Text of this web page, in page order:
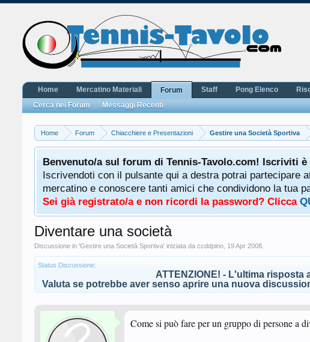
Home Forum Chiacchiere e Presentazioni Gestire una Società Sportiva
Benvenuto/a sul forum di Tennis-Tavolo.com! Iscriviti è
Iscrivendoti con il pulsante qui a destra potrai partecipare
mercatino e conoscere tanti amici che condividono la tua
Sei già registrato/a e non ricordi la password? Clicca
Diventare una società
Discussione in 'Gestire una Società Sportiva' iniziata da ccddpino 19 Apr 2008
Status Discussione:
ATTENZIONE! - L'ultima
Valuta se potrebbe aver senso aprire una nuova
Come si può fare per un gruppo di persone a
Home Mercatino Materiali
Forum
Cerca nei Forum
Messaggi Recenti
Staff Pong Elenco